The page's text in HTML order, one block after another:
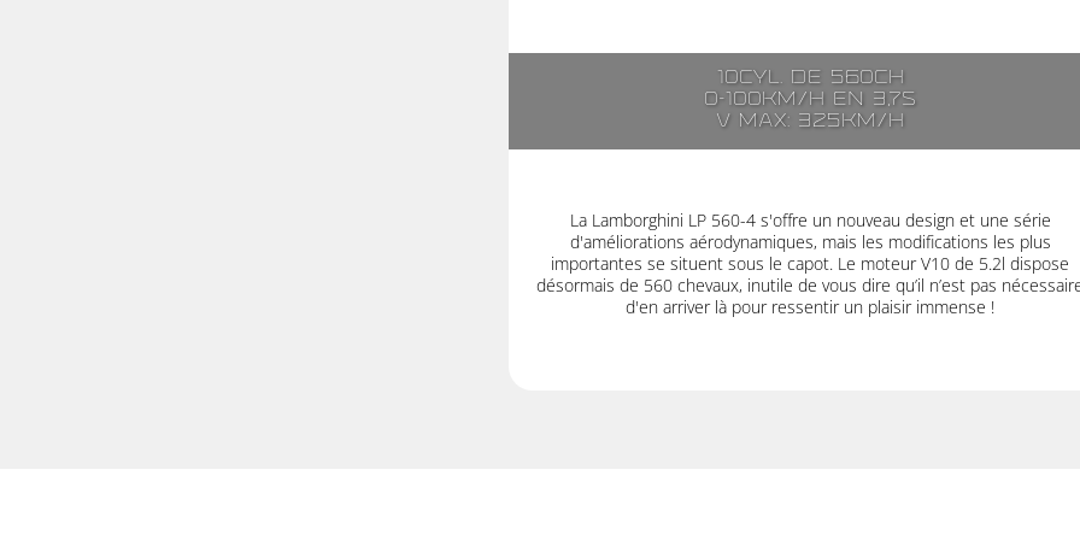
10cyl. de 560ch
0-100km/h en 3,7s
V max: 325km/h
La Lamborghini LP 560-4 s'offre un nouveau design et une série
d'améliorations aérodynamiques, mais les modifications les plus
importantes se situent sous le capot. Le moteur V10 de 5.2l dispose
désormais de 560 chevaux, inutile de vous dire qu’il n’est pas
d'en arriver là pour ressentir un plaisir immense !